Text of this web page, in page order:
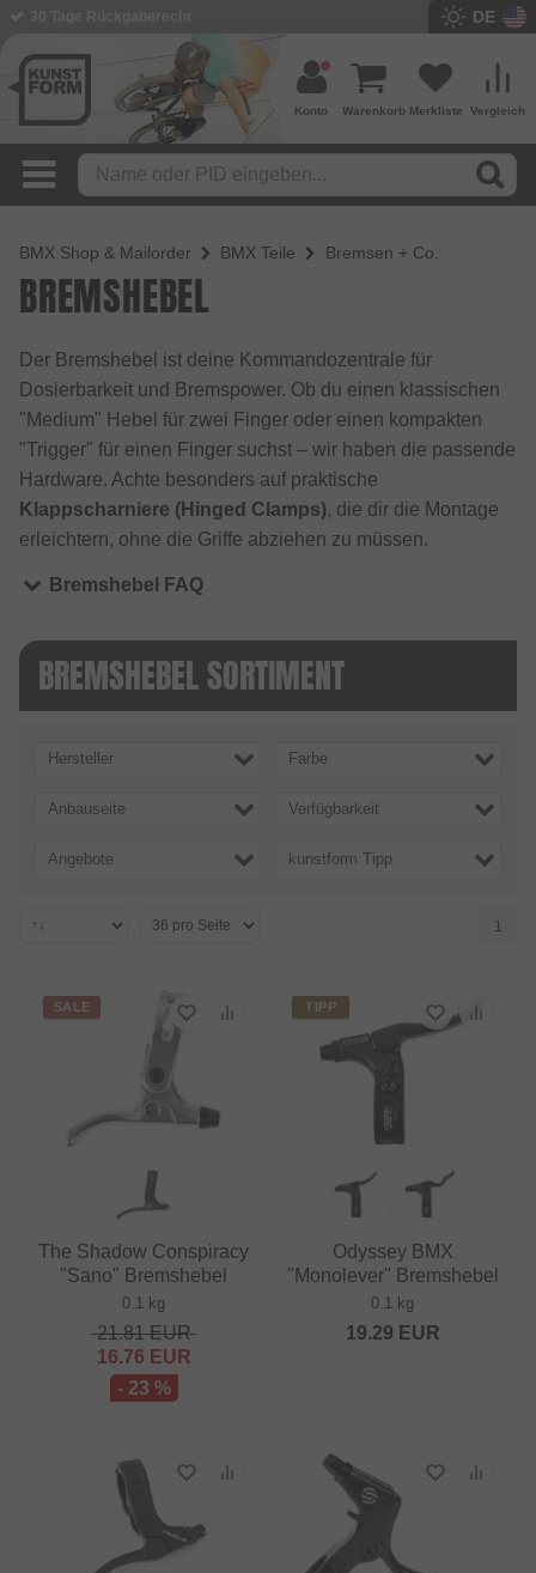
DE
Vergleich
Merkliste
Warenkorb
Konto
BMX Shop & Mailorder BMX Teile Bremsen + Co.
BREMSHEBEL
Der Bremshebel ist deine Kommandozentrale für
Dosierbarkeit und Bremspower. Ob du einen klassischen
"Medium" Hebel für zwei Finger oder einen kompakten
"Trigger" für einen Finger suchst – wir haben die passende
Hardware. Achte besonders auf praktische
Klappscharniere (Hinged Clamps), die dir die Montage
erleichtern, ohne die Griffe abziehen zu müssen.
Bremshebel FAQ
BREMSHEBEL SORTIMENT
Hersteller Farbe
Anbauseite Verfügbarkeit
Angebote kunstform Tipp
1
SALE
The Shadow Conspiracy
"Sano" Bremshebel
0.1 kg
21.81EUR
16.76 EUR
- 23 %
TIPP
Odyssey BMX
"Monolever" Bremshebel
0.1 kg
19.29 EUR